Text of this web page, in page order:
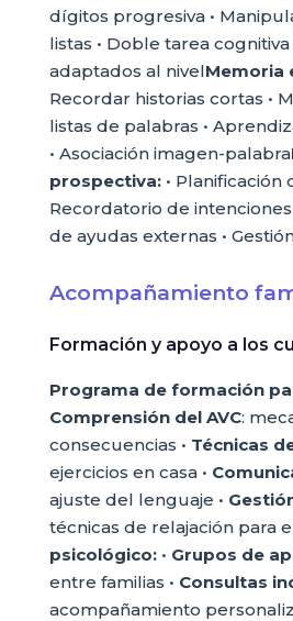
dígitos progresiva •
listas • Doble tarea cognitiva
adaptados al nivelMemoria
Recordar historias cortas •
listas de palabras •
• Asociación imagen-palabra
prospectiva:• Planificación
Recordatorio de intenciones
de ayudas externas •
Acompañamiento
Formación y apoyo a los
Programa de formación
Comprensión del AVC:
consecuencias • Técnicas
ejercicios en casa •
ajuste del lenguaje •
técnicas de relajación para
psicológico:• Grupos de
entre familias • Consultas
acompañamiento